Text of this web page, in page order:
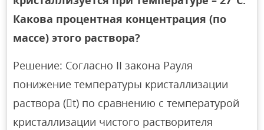
Какова процентная концентрация (по
массе) этого раствора?
Решение: Согласно II закона Рауля
понижение температуры кристаллизации
раствора (t) по сравнению с температурой
кристаллизации чистого растворителя